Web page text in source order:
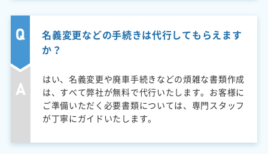
名義変更などの手続きは代行してもらえます
か？
はい、名義変更や廃車手続きなどの煩雑な書類作成
は、すべて弊社が無料で代行いたします。お客様に
ご準備いただく必要書類については、専門スタッフ
が丁寧にガイドいたします。